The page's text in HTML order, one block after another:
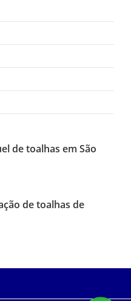
de toalhas em São
de toalhas de